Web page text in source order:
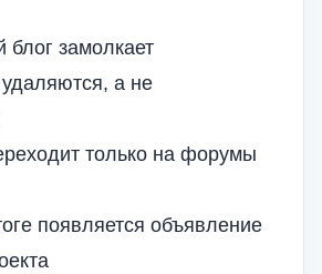
замолкает
а не
только на форумы
появляется объявление